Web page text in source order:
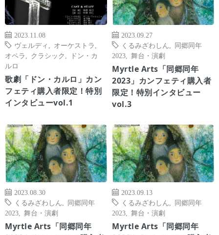
2023.11.08
ヴェルディ
オーケストラ
オペラ
クラシック
ドン・カ
ルロ
歌劇「ドン・カルロ」カン
フェティ購入者限定！特別
インタビューvol.1
2023.09.27
くるみざわしん
同郷同年
2023
舞台・演劇
Myrtle Arts「同郷同年
2023」カンフェティ購入者
限定！特別インタビュー
vol.3
2023.08.30
くるみざわしん
同郷同年
2023
舞台・演劇
Myrtle Arts「同郷同年
2023.09.13
くるみざわしん
同郷同年
2023
舞台・演劇
Myrtle Arts「同郷同年